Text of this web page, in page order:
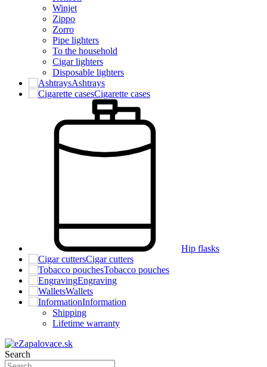
Winjet
Zippo
Zorro
Pipe lighters
To the household
Cigar lighters
Disposable lighters
Ashtrays
Cigarette cases
Hip flasks
Cigar cutters
Tobacco pouches
Engraving
Wallets
Information
Shipping
Lifetime warranty
Search